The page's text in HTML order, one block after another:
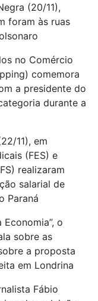
(20/11),
foram às ruas
no Comércio
comemora
a presidente do
durante a
11), em
(FES) e
realizaram
salarial de
Paraná
o
sobre as
a proposta
em Londrina
Fábio